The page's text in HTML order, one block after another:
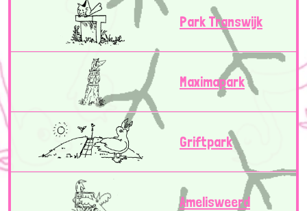
Park Transwijk
Maximapark
Griftpark
Amelisweerd